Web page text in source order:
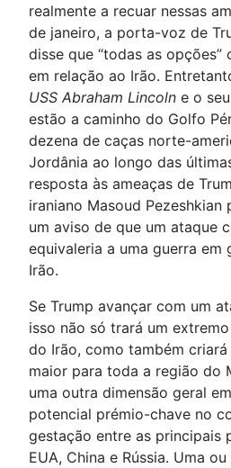
realmente a recuar nessas
de janeiro, a porta-voz de
disse que “todas as opções”
em relação ao Irão.
USS Abraham Lincoln e o
estão a caminho do Golfo
dezena de caças norte-
Jordânia ao longo das
resposta às ameaças de
iraniano Masoud Pezeshkian
um aviso de que um ataque
equivaleria a uma guerra em
Irão.
Se Trump avançar com um
isso não só trará um
do Irão, como também
maior para toda a região do
uma outra dimensão geral
potencial prémio-chave no
gestação entre as principais
EUA, China e Rússia. Uma